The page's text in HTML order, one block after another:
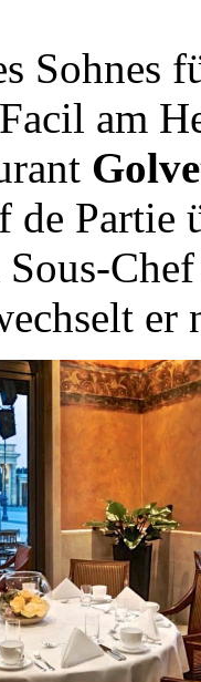
Sohnes
am
de Partie
Sous-
er